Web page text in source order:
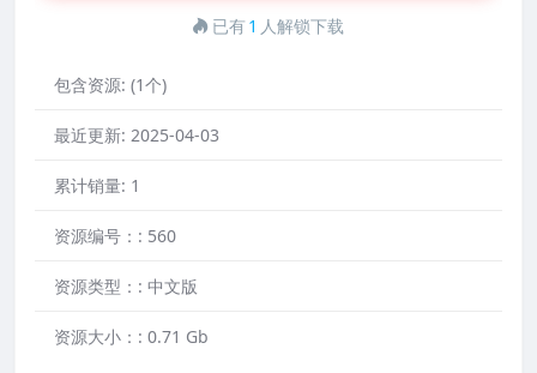
已有1 人解锁下载
包含资源: (1个)
最近更新: 2025-04-03
累计销量: 1
资源编号：: 560
资源类型：: 中文版
资源大小：: 0.71 Gb